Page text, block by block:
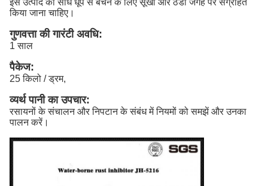
इस उत्पाद को सीधे धूप से बचने के लिए सूखी और ठंडी जगह पर संग्रहित
किया जाना चाहिए।
गुणवत्ता की गारंटी अवधि:
1 साल
पैकेज:
25 किलो / ड्रम,
व्यर्थ पानी का उपचार:
रसायनों के संचालन और निपटान के संबंध में नियमों को समझें और उनका
पालन करें।